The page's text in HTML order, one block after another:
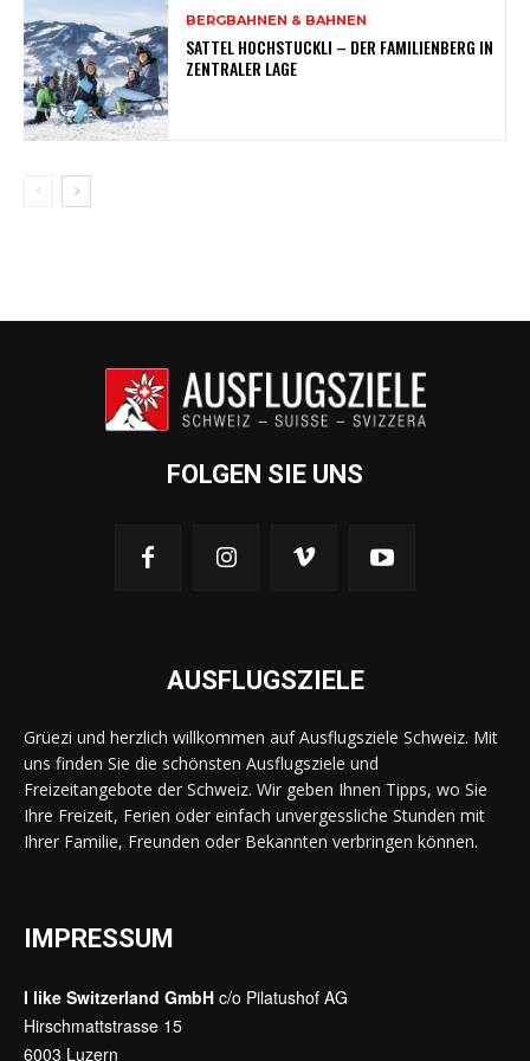
BERGBAHNEN & BAHNEN
SATTEL HOCHSTUCKLI – DER FAMILIENBERG IN
ZENTRALER LAGE
FOLGEN SIE UNS
AUSFLUGSZIELE
Grüezi und herzlich willkommen auf Ausflugsziele Schweiz. Mit
uns finden Sie die schönsten Ausflugsziele und
Freizeitangebote der Schweiz. Wir geben Ihnen Tipps, wo Sie
Ihre Freizeit, Ferien oder einfach unvergessliche Stunden mit
Ihrer Familie, Freunden oder Bekannten verbringen können.
IMPRESSUM
I like Switzerland GmbH c/o Pilatushof AG
Hirschmattstrasse 15
6003 Luzern